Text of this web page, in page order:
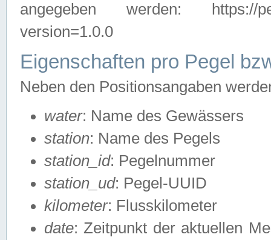
angegeben werden: https://
version=1.0.0
Eigenschaften pro Pegel
Neben den Positionsangaben
water: Name des Gewässers
station: Name des Pegels
station_id: Pegelnummer
station_ud: Pegel-UUID
kilometer: Flusskilometer
date: Zeitpunkt der aktuellen